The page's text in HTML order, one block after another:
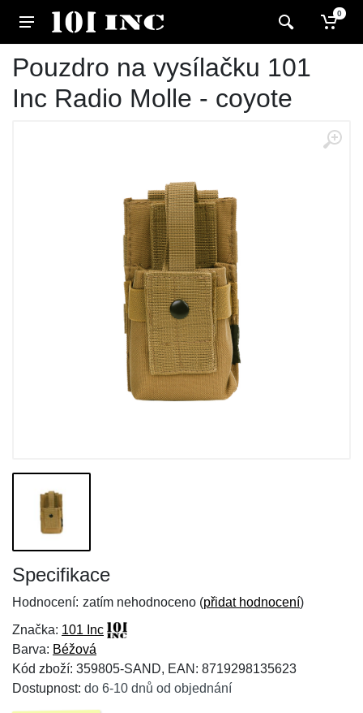
0
Pouzdro na vysílačku 101
Inc Radio Molle - coyote
Specifikace
Hodnocení: zatím nehodnoceno (přidat hodnocení)
Značka: 101 Inc
Barva: Béžová
Kód zboží: 359805-SAND, EAN: 8719298135623
Dostupnost: do 6-10 dnů od objednání